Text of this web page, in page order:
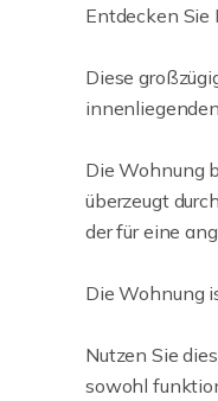
Entdecken Sie
Diese
Die Wohnung
überzeugt
der für eine
Die Wohnung
Nutzen Sie
sowohl